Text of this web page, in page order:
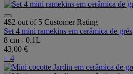
4$2 out of 5 Customer Rating
Set 4 mini ramekins em cerâmica de grés
8 cm - 0.1L
43,00 €
+ 4